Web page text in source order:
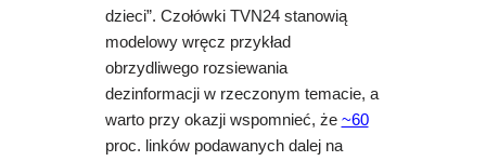
dzieci”. Czołówki TVN24 stanowią
modelowy wręcz przykład
obrzydliwego rozsiewania
dezinformacji w rzeczonym temacie, a
warto przy okazji wspomnieć, że ~60
proc. linków podawanych dalej na